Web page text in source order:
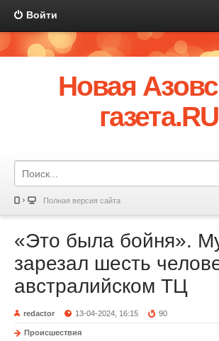
Войти
Новая
газета.RU
Полная версия сайта
«Это была бойня».
зарезал шесть
австралийском ТЦ
redactor 13-04-2024, 16:15 90
Происшествия